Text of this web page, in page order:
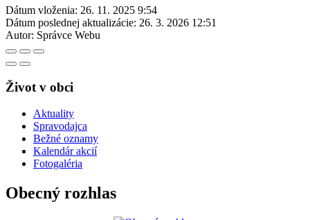
Dátum vloženia: 26. 11. 2025 9:54
Dátum poslednej aktualizácie: 26. 3. 2026 12:51
Autor: Správce Webu
Život v obci
Aktuality
Spravodajca
Bežné oznamy
Kalendár akcií
Fotogaléria
Obecný rozhlas